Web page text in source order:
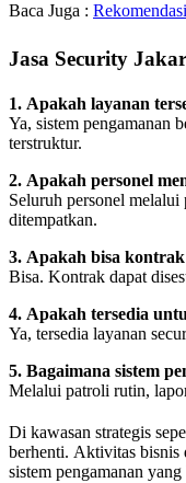
Baca Juga :
Jasa Security
1. Apakah layanan
Ya, sistem pengamanan
terstruktur.
2. Apakah personel
Seluruh personel melalui
ditempatkan.
3. Apakah bisa
Bisa. Kontrak dapat
4. Apakah tersedia
Ya, tersedia layanan
5. Bagaimana sistem
Melalui patroli rutin,
Di kawasan strategis
berhenti. Aktivitas bisnis
sistem pengamanan